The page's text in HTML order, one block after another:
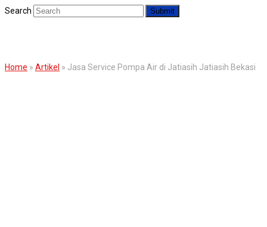
Search Submit
Home » Artikel » Jasa Service Pompa Air di Jatiasih Jatiasih Bekasi